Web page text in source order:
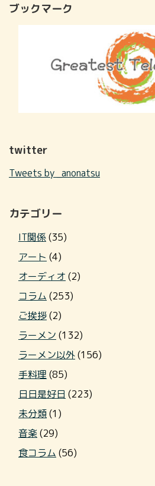
ブックマーク
twitter
Tweets by _anonatsu
カテゴリー
IT関係(35)
アート (4)
オーディオ (2)
コラム (253)
ご挨拶(2)
ラーメン (132)
ラーメン以外(156)
手料理 (85)
日日是好日 (223)
未分類(1)
音楽(29)
食コラム (56)